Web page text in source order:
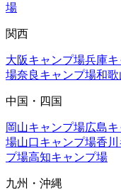
場
関西
大阪キャンプ場兵庫
場奈良 キャンプ場和歌
中国・四国
岡山キャンプ場広島
場山口キャンプ場香川
プ場高知キャンプ場
九州・沖縄